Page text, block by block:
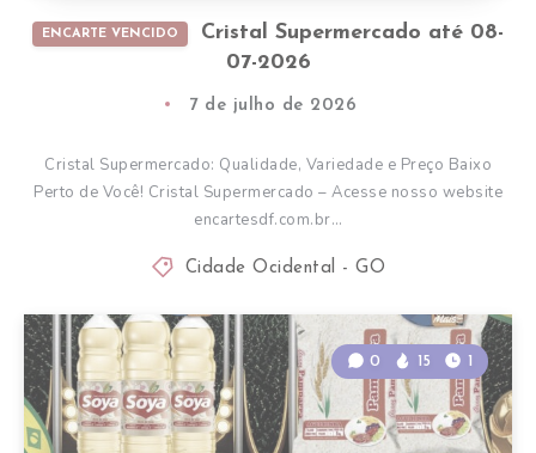
ENCARTE VENCIDO
Cristal Supermercado até 08-
07-2026
7 de julho de 2026
Cristal Supermercado: Qualidade, Variedade e Preço Baixo
Perto de Você! Cristal Supermercado – Acesse nosso website
encartesdf.com.br…
Cidade Ocidental - GO
0 15 1